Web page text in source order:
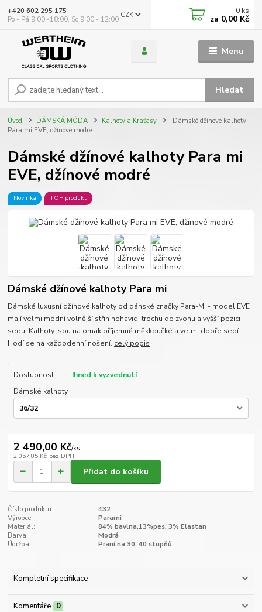
Menu
CZK
Hledat
+420 602 295 175
Po - Pá 9:00 -18:00, So 9:00 - 12:00
0 ks
za 0,00 Kč
Úvod DÁMSKÁ MÓDA Kalhoty a Kraťasy
Dámské džínové kalhoty
Para mi EVE, džínové modré
Dámské džínové kalhoty Para mi
EVE, džínové modré
Novinka TOP produkt
Dámské džínové kalhoty Para mi
Dámské luxusní džínové kalhoty od dánské značky Para-Mi - model EVE
mají velmi módní volnější střih nohavic- trochu do zvonu a vyšší pozici
sedu. Kalhoty jsou na omak příjemně měkkoučké a velmi dobře sedí.
Hodí se na každodenní nošení. celý popis
Dostupnost
Ihned k vyzvednutí
Dámské kalhoty
2 490,00 Kč/ks
2 057,85 Kč bez DPH
Přidat do košíku
Číslo produktu:
432
Výrobce:
Parami
Materiál:
84% bavlna,13%pes, 3% Elastan
Barva:
Modrá
Údržba:
Praní na 30, 40 stupňů
Kompletní specifikace
Komentáře 0